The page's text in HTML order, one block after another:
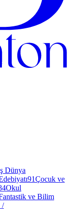
Dünya
91Çocuk ve
Okul
ve Bilim
/